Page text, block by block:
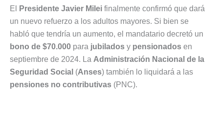
El Presidente Javier Milei finalmente confirmó que dará
un nuevo refuerzo a los adultos mayores. Si bien se
habló que tendría un aumento, el mandatario decretó un
bono de $70.000 para jubilados y pensionados en
septiembre de 2024. La Administración Nacional de la
Seguridad Social (Anses) también lo liquidará a las
pensiones no contributivas (PNC).